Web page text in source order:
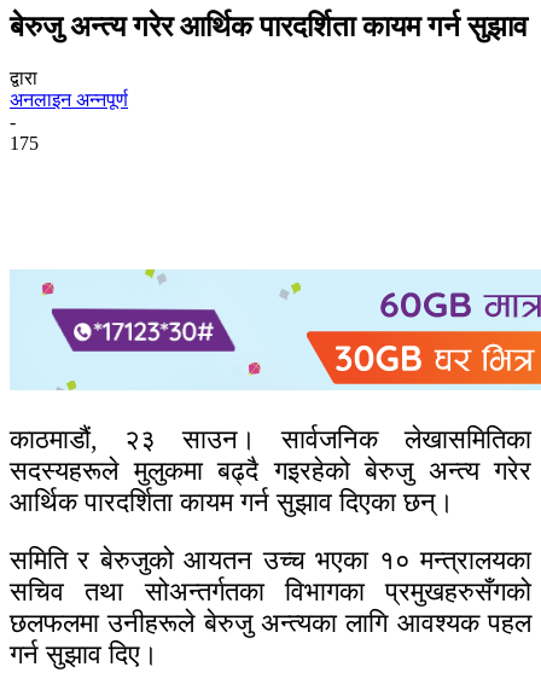
बेरुजु अन्त्य गरेर आर्थिक पारदर्शिता कायम गर्न सुझाव
द्वारा
अनलाइन अन्नपूर्ण
-
175
काठमाडौं, २३ साउन। सार्वजनिक लेखासमितिका
सदस्यहरूले मुलुकमा बढ्दै गइरहेको बेरुजु अन्त्य गरेर
आर्थिक पारदर्शिता कायम गर्न सुझाव दिएका छन्।
समिति र बेरुजुको आयतन उच्च भएका १० मन्त्रालयका
सचिव तथा सोअन्तर्गतका विभागका प्रमुखहरुसँगको
छलफलमा उनीहरूले बेरुजु अन्त्यका लागि आवश्यक पहल
गर्न सुझाव दिए।